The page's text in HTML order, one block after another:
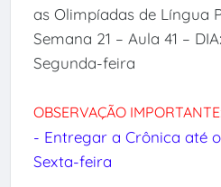
as Olimpíadas de Língua
Semana 21 – Aula 41 –
Segunda-feira
OBSERVAÇÃO IMPORTANTE:
- Entregar a Crônica até
Sexta-feira